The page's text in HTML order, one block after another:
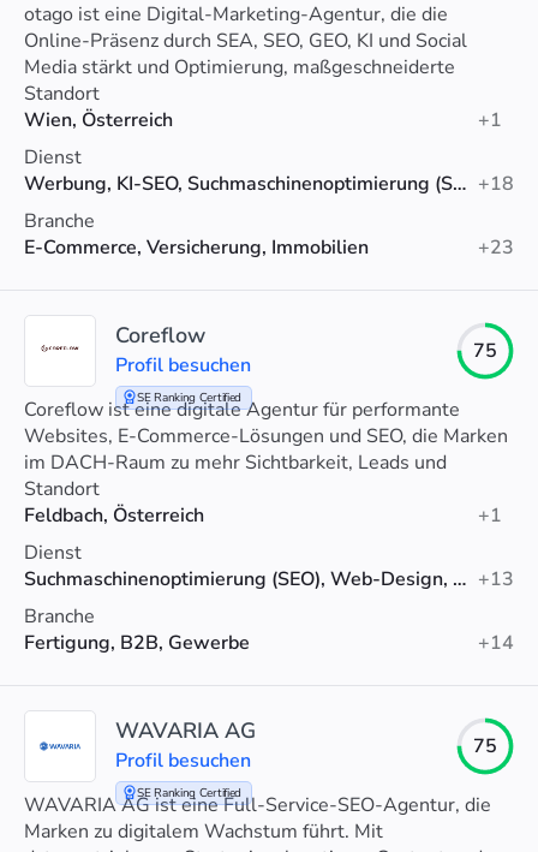
otago ist eine Digital-Marketing-Agentur, die die
Online-Präsenz durch SEA, SEO, GEO, KI und Social
Media stärkt und Optimierung, maßgeschneiderte
Strategien und Analytics-Unterstützung bietet.
Standort
Wien, Österreich
+1
Dienst
Werbung, KI-SEO, Suchmaschinenoptimierung (SEO) +18
Branche
E-Commerce, Versicherung, Immobilien
+23
SE Ranking Certified
Coreflow
Profil besuchen
75
Coreflow ist eine digitale Agentur für performante
Websites, E-Commerce-Lösungen und SEO, die Marken
im DACH-Raum zu mehr Sichtbarkeit, Leads und
Umsatz verhilft.
Standort
Feldbach, Österreich
+1
Dienst
Suchmaschinenoptimierung (SEO), Web-Design, Webentwicklung +13
Branche
Fertigung, B2B, Gewerbe
+14
SE Ranking Certified
WAVARIA AG
Profil besuchen
75
WAVARIA AG ist eine Full-Service-SEO-Agentur, die
Marken zu digitalem Wachstum führt. Mit